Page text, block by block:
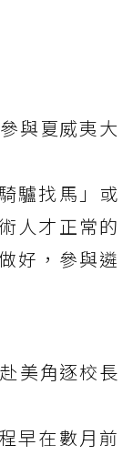
與夏威夷大
驢找馬」或
人才正常的
好，參與遴
美角逐校長
早在數月前